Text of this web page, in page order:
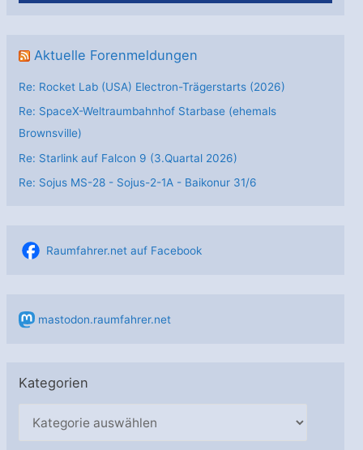
Aktuelle Forenmeldungen
Re: Rocket Lab (USA) Electron-Trägerstarts (2026)
Re: SpaceX-Weltraumbahnhof Starbase (ehemals
Brownsville)
Re: Starlink auf Falcon 9 (3.Quartal 2026)
Re: Sojus MS-28 - Sojus-2-1А - Baikonur 31/6
Raumfahrer.net auf Facebook
mastodon.raumfahrer.net
Kategorien